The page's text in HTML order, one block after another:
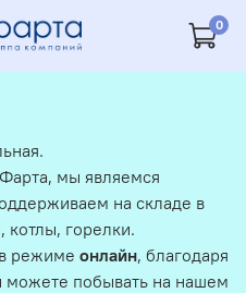
0
мы являемся
на складе в
котлы, горелки.
режиме онлайн, благодаря
можете побывать на нашем